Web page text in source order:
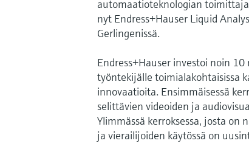
automaatioteknologian toimittaja
nyt Endress+Hauser Liquid
Gerlingenissä.
Endress+Hauser investoi noin
työntekijälle toimialakohtaisissa
innovaatioita. Ensimmäisessä
selittävien videoiden ja
Ylimmässä kerroksessa, josta
ja vierailijoiden käytössä on